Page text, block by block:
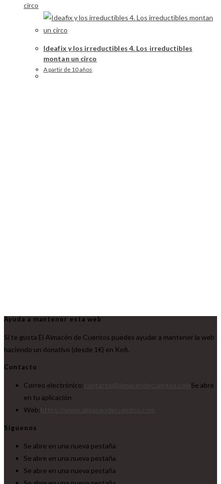
Ideafix y los irreductibles 4. Los irreductibles
montan un circo
A partir de 10 años
Ayuda a mantener esta web
Si te gusta El Almacén de Cuentos puedes ayudar a mantener la web
haciendo un donativo (desde 1€) en Kofi.
Contacto
Correo electrónico:
Se abre
en tu aplicación
Web:
Síguenos
Se abre en una nueva pestaña
Se abre en una nueva pestaña
Se abre en una nueva pestaña